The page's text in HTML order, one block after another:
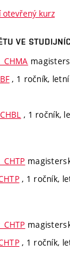
otevřený kurz
VE
BF , 1 ročník,
CHBL , 1 ročník,
, 1 ročník,
, 1 ročník,